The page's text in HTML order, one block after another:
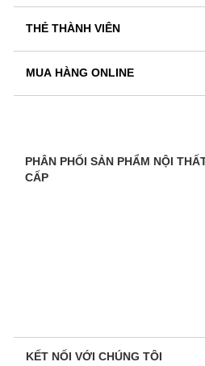
THẺ THÀNH VIÊN
MUA HÀNG ONLINE
PHÂN PHỐI SẢN PHẨM NỘI
CẤP
KẾT NỐI VỚI CHÚNG TÔI